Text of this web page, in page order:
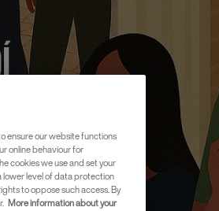
ensure our website functions
online behaviour for
cookies we use and set your
lower level of data protection
to oppose such access. By
More information about your